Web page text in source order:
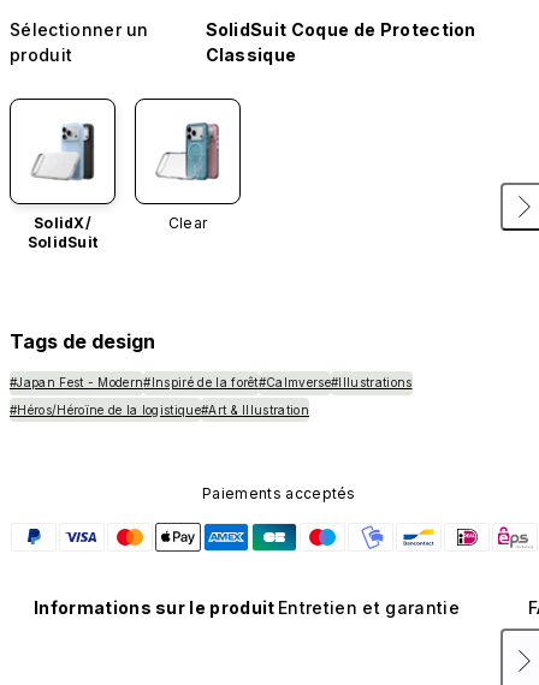
Sélectionner un
produit
SolidSuit Coque de Protection
Classique
SolidX/
SolidSuit
Clear
Tags de design
#Japan Fest - Modern#Inspiré de la forêt#Calmverse#Illustrations
#Héros/Héroïne de la logistique#Art & Illustration
Paiements acceptés
Informations sur le produit Entretien et garantie